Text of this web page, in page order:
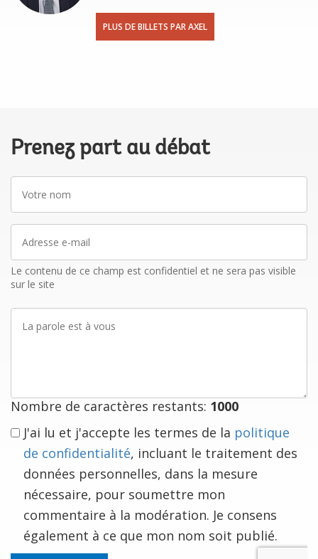
PLUS DE BILLETS PAR AXEL
Prenez part au débat
nom
mail
Le contenu de ce champ est confidentiel et ne sera pas visible
sur le site
parole
Nombre de caractères restants: 1000
J'ai lu et j'accepte les termes de la politique
de confidentialité, incluant le traitement des
données personnelles, dans la mesure
nécessaire, pour soumettre mon
commentaire à la modération. Je consens
également à ce que mon nom soit publié.